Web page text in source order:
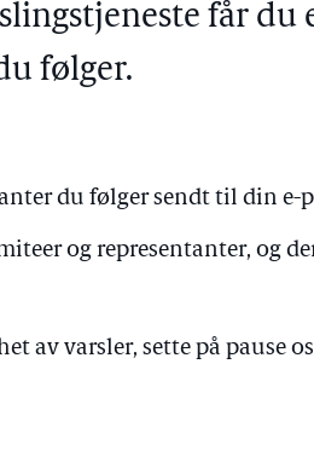
får du
følger.
du følger sendt til din e-
og representanter, og
av varsler, sette på pause